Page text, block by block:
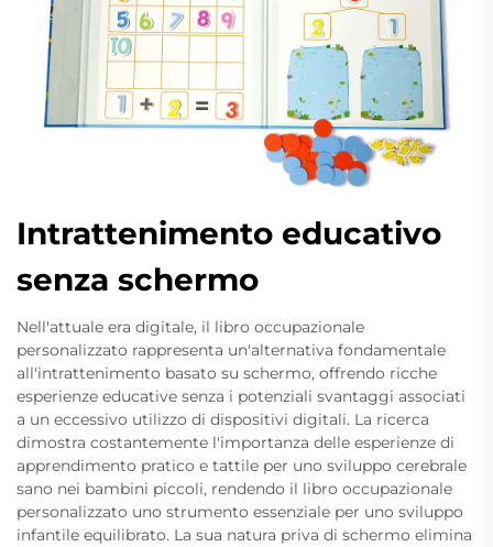
Intrattenimento educativo
senza schermo
Nell'attuale era digitale, il libro occupazionale
personalizzato rappresenta un'alternativa fondamentale
all'intrattenimento basato su schermo, offrendo ricche
esperienze educative senza i potenziali svantaggi associati
a un eccessivo utilizzo di dispositivi digitali. La ricerca
dimostra costantemente l'importanza delle esperienze di
apprendimento pratico e tattile per uno sviluppo cerebrale
sano nei bambini piccoli, rendendo il libro occupazionale
personalizzato uno strumento essenziale per uno sviluppo
infantile equilibrato. La sua natura priva di schermo elimina